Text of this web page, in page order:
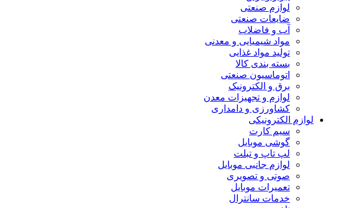
لوازم صنعتی
ضایعات صنعتی
آب و فاضلاب
مواد شیمیایی و معدنی
تولید مواد غذایی
بسته بندی کالا
اتوماسیون صنعتی
برق و الکترونیک
لوازم و تجهیزات معدن
کشاورزی و دامداری
لوازم الکترونیکی
سیم کارت
گوشی موبایل
لپ تاپ و تبلت
لوازم جانبی موبایل
صوتی و تصویری
تعمیرات موبایل
خدمات سانترال